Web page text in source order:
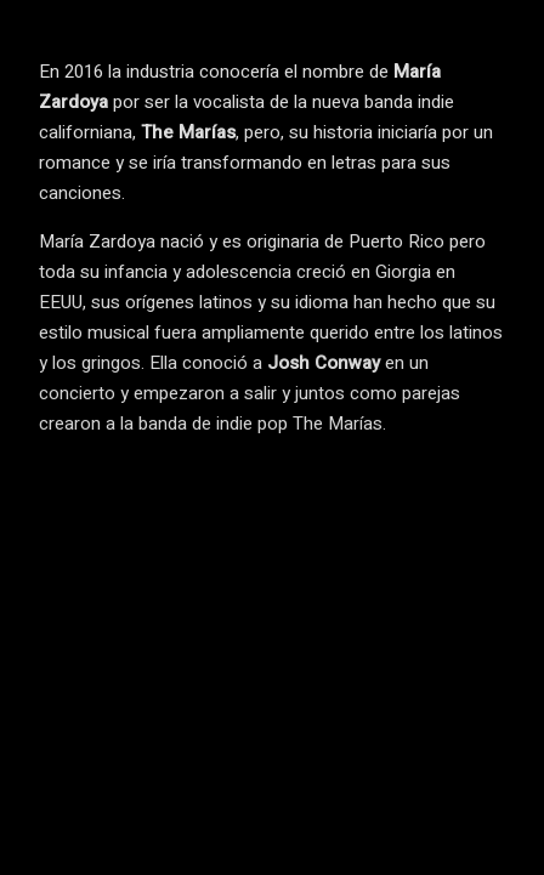
En 2016 la industria conocería el nombre de María
Zardoyapor ser la vocalista de la nueva banda indie
californiana, The Marías, pero, su historia iniciaría por un
romance y se iría transformando en letras para sus
canciones.
María Zardoya nació y es originaria de Puerto Rico pero
toda su infancia y adolescencia creció en Giorgia en
EEUU, sus orígenes latinos y su idioma han hecho que su
estilo musical fuera ampliamente querido entre los latinos
y los gringos. Ella conoció a Josh Conwayen un
concierto y empezaron a salir y juntos como parejas
crearon a la banda de indie pop The Marías.